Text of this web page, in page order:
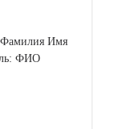
Имя
ФИО